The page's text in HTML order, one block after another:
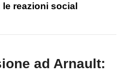
reazioni social
ad Arnault: